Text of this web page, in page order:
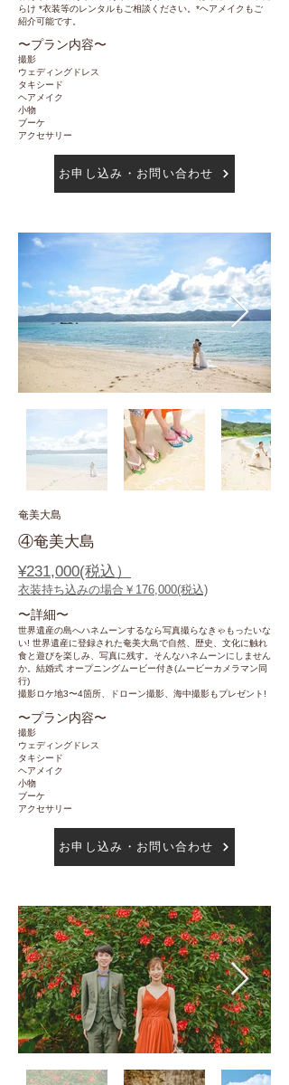
らけ *衣装等のレンタルもご相談ください。*ヘアメイクもご
紹介可能です。
〜​プラン内容〜
撮影
ウェディングドレス
​タキシード
ヘアメイク
小物
ブーケ
アクセサリー
お申し込み・お問い合わせ
​奄美大島
④奄美大島
¥231,000(税込）
衣装持ち込みの場合￥176,000(税込)
〜​詳細〜
世界遺産の島へハネムーンするなら写真撮らなきゃもったいな
い! 世界遺産に登録された奄美大島で自然、歴史、文化に触れ
食と遊びを楽しみ、写真に残す。そんなハネムーンにしません
か。結婚式 オープニングムービー付き(ムービーカメラマン同
行)
撮影ロケ地3〜4箇所、ドローン撮影、海中撮影もプレゼント!
〜​プラン内容〜
撮影
ウェディングドレス
​タキシード
ヘアメイク
小物
ブーケ
アクセサリー
お申し込み・お問い合わせ